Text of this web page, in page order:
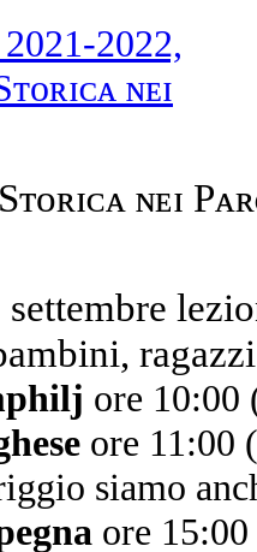
ɴᴇɪ
settembre
ore 10:00
ore 11:00
siamo
ore 15:00